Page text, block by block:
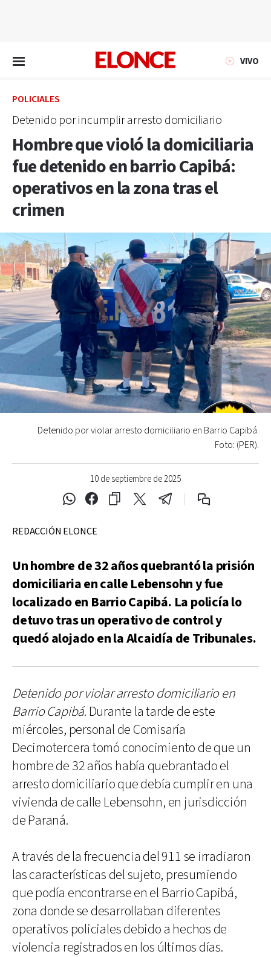
VIVO
POLICIALES
Detenido por incumplir arresto domiciliario
Hombre que violó la domiciliaria
fue detenido en barrio Capibá:
operativos en la zona tras el
crimen
10 de septiembre de 2025
Detenido por violar arresto domiciliario en Barrio Capibá.
Foto: (PER).
REDACCIÓN ELONCE
Un hombre de 32 años quebrantó la prisión
domiciliaria en calle Lebensohn y fue
localizado en Barrio Capibá. La policía lo
detuvo tras un operativo de control y
quedó alojado en la Alcaidía de Tribunales.
Detenido por violar arresto domiciliario en
Barrio Capibá. Durante la tarde de este
miércoles, personal de Comisaría
Decimotercera tomó conocimiento de que un
hombre de 32 años había quebrantado el
arresto domiciliario que debía cumplir en una
vivienda de calle Lebensohn, en jurisdicción
de Paraná.
A través de la frecuencia del 911 se irradiaron
las características del sujeto, presumiendo
que podía encontrarse en el Barrio Capibá,
zona donde se desarrollaban diferentes
operativos policiales debido a hechos de
violencia registrados en los últimos días.